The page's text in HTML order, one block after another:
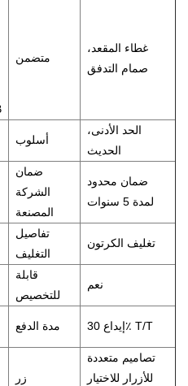
متضمن
غطاء المقعد،
صمام التدفق
أسلوب
الحد الأدنى،
الحديث
ضمان
الشركة
المصنعة
ضمان محدود
لمدة 5 سنوات
تفاصيل
التغليف
تغليف الكرتون
قابلة
للتخصيص
نعم
مدة الدفع إيداع 30٪ T/T
زر
تصاميم متعددة
للأزرار للاختيار